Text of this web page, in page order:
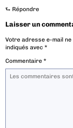
⮑ Répondre
Laisser un
Votre adresse e-mail
indiqués avec*
Commentaire*